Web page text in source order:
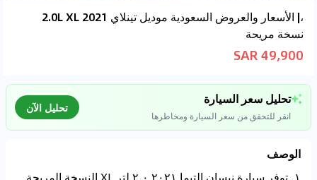
،| الأسعار والعروض السعودية موديل تينلاي 2021 2.0L XL
نسخة مريحة
49,900 SAR
تحليل سعر السيارة
انقر للتحقق من سعر السيارة ومخاطرها
تحليل الآن
الوصف